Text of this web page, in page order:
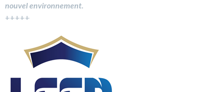
nouvel environnement.
+++++